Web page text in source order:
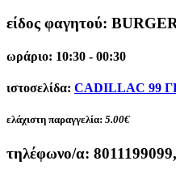
είδος φαγητού:
ωράριο: 10:30 - 00:30
ιστοσελίδα: CADILLAC 99
ελάχιστη παραγγελία: 5.00€
τηλέφωνο/α: